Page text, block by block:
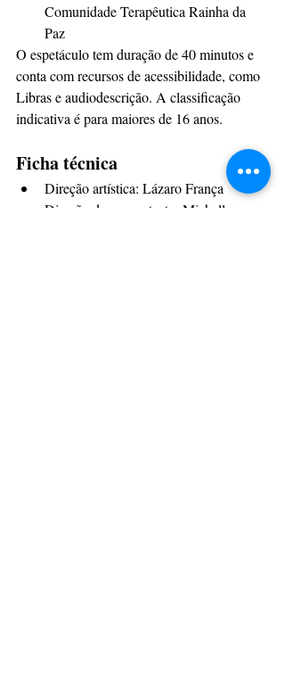
Comunidade Terapêutica Rainha da
Paz
O espetáculo tem duração de 40 minutos e
conta com recursos de acessibilidade, como
Libras e audiodescrição. A classificação
indicativa é para maiores de 16 anos.
Ficha técnica
Direção artística: Lázaro França
Direção de cena e texto: Michella